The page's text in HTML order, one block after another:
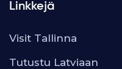
Linkkejä
Visit Tallinna
Tutustu Latviaan